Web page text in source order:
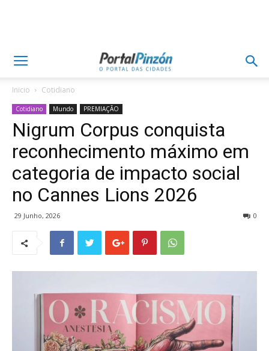
Inicio Cotidiano
Cotidiano Mundo PREMIAÇÃO
Nigrum Corpus conquista
reconhecimento máximo em
categoria de impacto social
no Cannes Lions 2026
29 Junho, 2026 0